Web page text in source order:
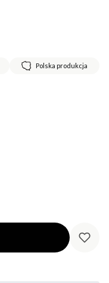
Polska produkcja